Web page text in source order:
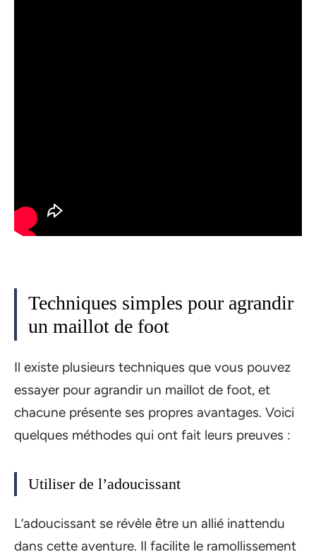
Techniques simples pour agrandir
un maillot de foot
Il existe plusieurs techniques que vous pouvez
essayer pour agrandir un maillot de foot, et
chacune présente ses propres avantages. Voici
quelques méthodes qui ont fait leurs preuves :
Utiliser de l’adoucissant
L’adoucissant se révèle être un allié inattendu
dans cette aventure. Il facilite le ramollissement